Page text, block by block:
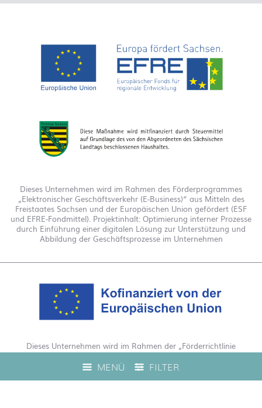
MENÜ FILTER
Dieses Unternehmen wird im Rahmen des Förderprogrammes
„Elektronischer Geschäftsverkehr (E-Business)“ aus Mitteln des
Freistaates Sachsen und der Europäischen Union gefördert (ESF
und EFRE-Fondmittel). Projektinhalt: Optimierung interner Prozesse
durch Einführung einer digitalen Lösung zur Unterstützung und
Abbildung der Geschäftsprozesse im Unternehmen
Dieses Unternehmen wird im Rahmen der „Förderrichtlinie
Digitalisierung Zuschuss EFRE 2021 bis 2027“ gefördert. Hierdurch
wurde eine Live-Produktberatung auf unserem Webshop